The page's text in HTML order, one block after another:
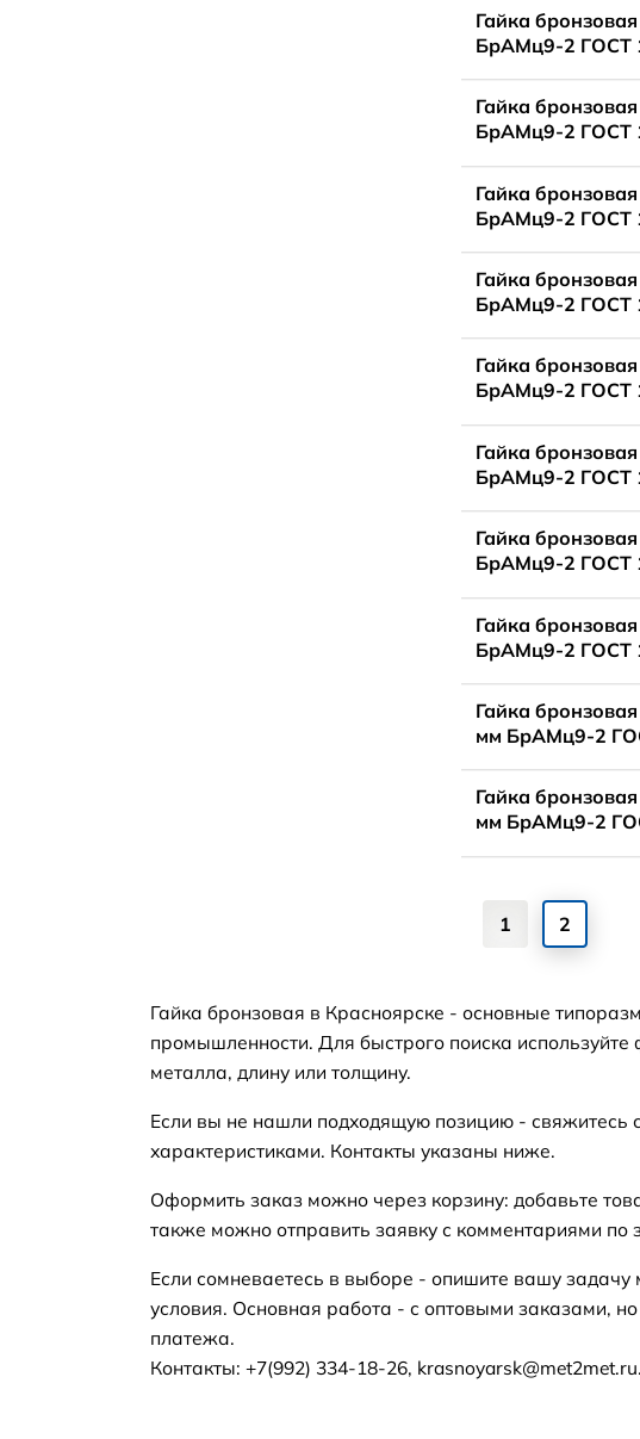
Гайка
БрАМц9-2 ГОСТ
Гайка
БрАМц9-2 ГОСТ
Гайка
БрАМц9-2 ГОСТ
Гайка
БрАМц9-2 ГОСТ
Гайка
БрАМц9-2 ГОСТ
Гайка
БрАМц9-2 ГОСТ
Гайка
БрАМц9-2 ГОСТ
Гайка
БрАМц9-2 ГОСТ
Гайка
мм БрАМц9-2
Гайка
мм БрАМц9-2
1 2
Гайка бронзовая в Красноярске - основные
промышленности. Для быстрого поиска
металла, длину или толщину.
Если вы не нашли подходящую позицию -
характеристиками. Контакты указаны ниже.
Оформить заказ можно через корзину: добавьте
также можно отправить заявку с комментариями по
Если сомневаетесь в выборе - опишите вашу
условия. Основная работа - с оптовыми заказами,
платежа.
Контакты: +7(992) 334-18-26, krasnoyarsk@met2met.ru.